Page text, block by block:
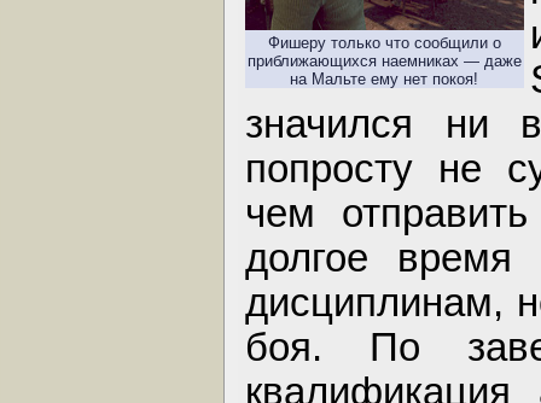
Фишеру только что сообщили о
приближающихся наемниках — даже
на Мальте ему нет покоя!
значился ни
попросту не
чем
долгое время
дисциплинам,
боя. По